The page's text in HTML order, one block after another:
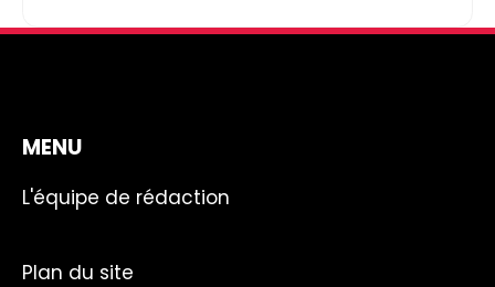
MENU
L'équipe de rédaction
Plan du site